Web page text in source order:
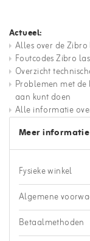
Actueel:
Alles over de
Foutcodes Zibro
Overzicht
Problemen met
aan kunt doen
Alle informatie
Meer informatie
Fysieke winkel
Algemene
Betaalmethoden